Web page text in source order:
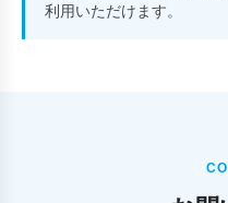
利用いただけます。